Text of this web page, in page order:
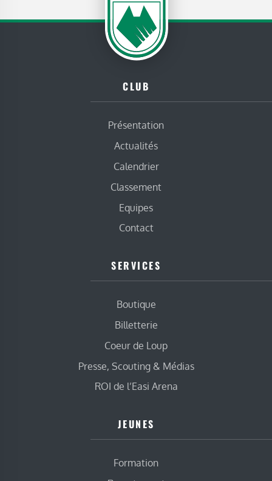
CLUB
Présentation
Actualités
Calendrier
Classement
Equipes
Contact
SERVICES
Boutique
Billetterie
Coeur de Loup
Presse, Scouting & Médias
ROI de l’Easi Arena
JEUNES
Formation